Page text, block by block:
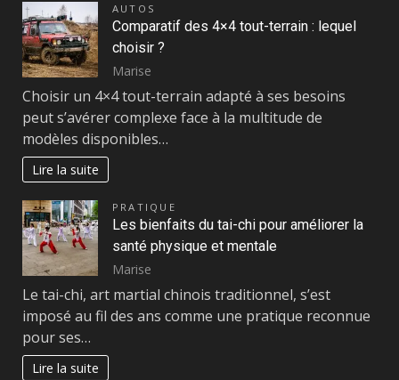
AUTOS
Comparatif des 4×4 tout-terrain : lequel
choisir ?
Marise
Choisir un 4×4 tout-terrain adapté à ses besoins
peut s’avérer complexe face à la multitude de
modèles disponibles…
Lire la suite
PRATIQUE
Les bienfaits du tai-chi pour améliorer la
santé physique et mentale
Marise
Le tai-chi, art martial chinois traditionnel, s’est
imposé au fil des ans comme une pratique reconnue
pour ses…
Lire la suite